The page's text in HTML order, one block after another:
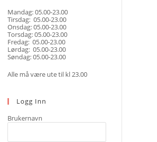
Mandag: 05.00-23.00
Tirsdag: 05.00-23.00
Onsdag: 05.00-23.00
Torsdag: 05.00-23.00
Fredag: 05.00-23.00
Lørdag: 05.00-23.00
Søndag: 05.00-23.00
Alle må være ute til kl 23.00
Logg Inn
Brukernavn